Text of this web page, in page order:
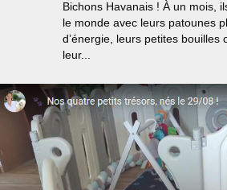
Bichons Havanais ! À un mois,
le monde avec leurs patounes
d’énergie, leurs petites bouilles
leur...